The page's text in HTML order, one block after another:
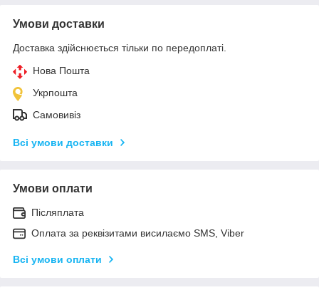
Умови доставки
Доставка здійснюється тільки по передоплаті.
Нова Пошта
Укрпошта
Самовивіз
Всі умови доставки
Умови оплати
Післяплата
Оплата за реквізитами висилаємо SMS, Viber
Всі умови оплати